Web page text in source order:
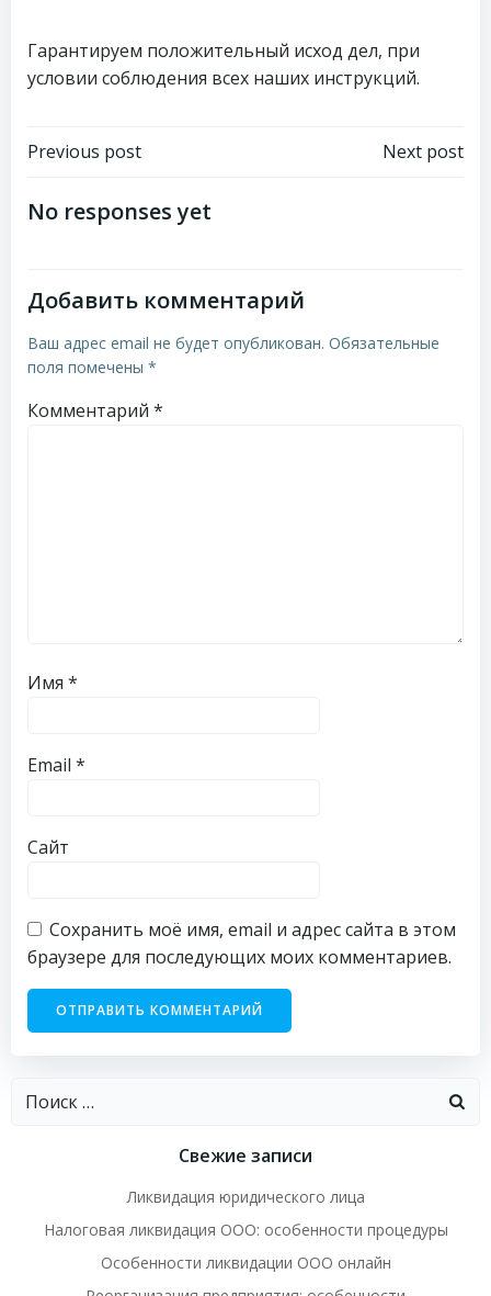
Гарантируем положительный исход дел, при
условии соблюдения всех наших инструкций.
Навигация
по
Previous post
Навигация
Next post
No responses yet
Добавить комментарий
Ваш адрес email не будет опубликован. Обязательные
поля помечены *
Комментарий *
Имя *
Email *
Сайт
Сохранить моё имя, email и адрес сайта в этом
браузере для последующих моих комментариев.
Найти:
Свежие записи
Ликвидация юридического лица
Налоговая ликвидация ООО: особенности процедуры
Особенности ликвидации ООО онлайн